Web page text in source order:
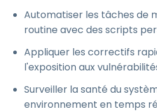
Automatiser les tâches de
routine avec des scripts
Appliquer les correctifs
l'exposition aux
Surveiller la santé du
environnement en temps